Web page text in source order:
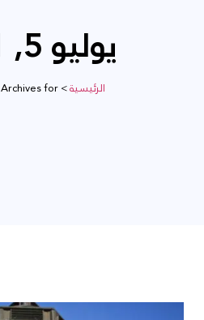
يوليو 5, 2021
الرئيسية>Archives for يوليو 5, 2021